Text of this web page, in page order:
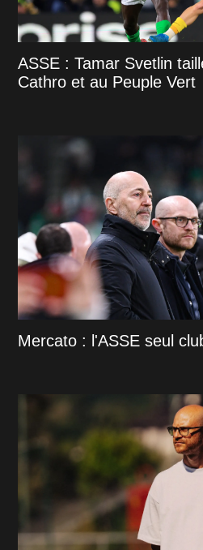
ASSE : Tamar Svetlin
Cathro et au Peuple Vert
Mercato : l'ASSE seul